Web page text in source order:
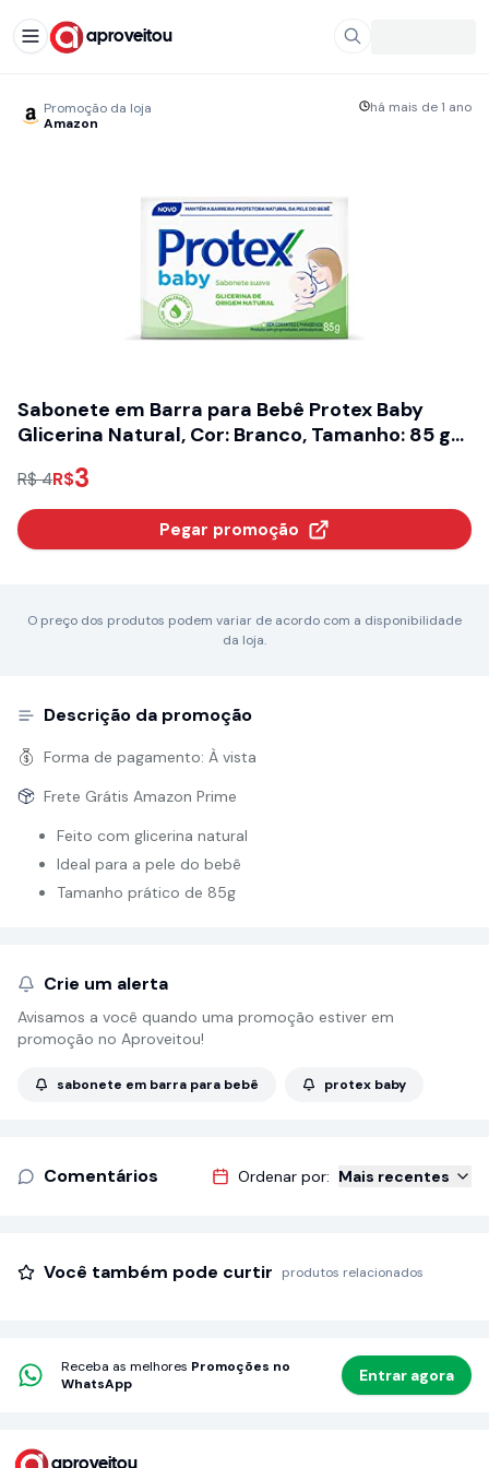
aproveitou
Promoção da loja
Amazon
há mais de 1 ano
Sabonete em Barra para Bebê Protex Baby
Glicerina Natural, Cor: Branco, Tamanho: 85 g
R$ 4R$3
Pegar promoção
O preço dos produtos podem variar de acordo com a disponibilidade
da loja.
Descrição da promoção
Forma de pagamento: À vista
Frete Grátis Amazon Prime
Feito com glicerina natural
Ideal para a pele do bebê
Tamanho prático de 85g
Crie um alerta
Avisamos a você quando uma promoção estiver em
promoção no Aproveitou!
sabonete em barra para bebê protex baby
Comentários Ordenar por: Mais recentes
Você também pode curtir produtos relacionados
Receba as melhores Promoções no
WhatsApp
Entrar agora
aproveitou